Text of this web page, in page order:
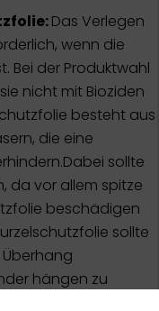
Das Verlegen
wenn die
Bei der Produktwahl
nicht mit Bioziden
besteht aus
die eine
sollte
da vor allem spitze
beschädigen
sollte
hängen zu